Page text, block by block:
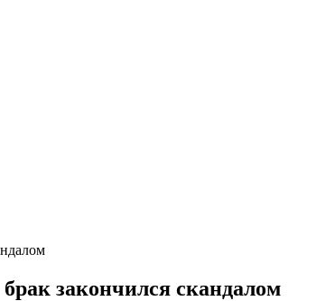
закончился скандалом